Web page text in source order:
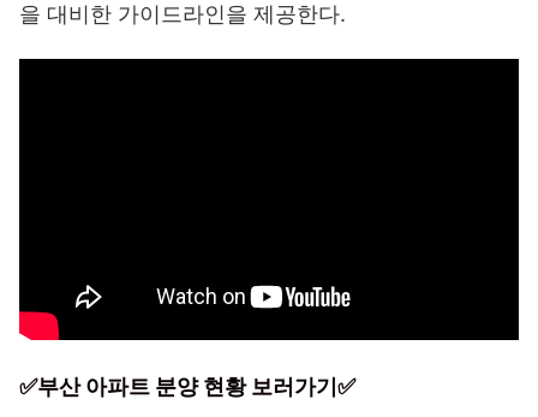
을 대비한 가이드라인을 제공한다.
✅부산 아파트 분양 현황 보러가기✅